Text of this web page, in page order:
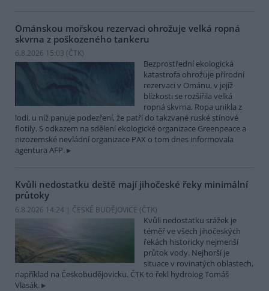
Ománskou mořskou rezervaci ohrožuje velká ropná
skvrna z poškozeného tankeru
6.8.2026 15:03 (ČTK)
Bezprostřední ekologická
katastrofa ohrožuje přírodní
rezervaci v Ománu, v jejíž
blízkosti se rozšířila velká
ropná skvrna. Ropa unikla z
lodi, u níž panuje podezření, že patří do takzvané ruské stínové
flotily. S odkazem na sdělení ekologické organizace Greenpeace a
nizozemské nevládní organizace PAX o tom dnes informovala
agentura AFP.
Kvůli nedostatku deště mají jihočeské řeky minimální
průtoky
6.8.2026 14:24 | ČESKÉ BUDĚJOVICE (ČTK)
Kvůli nedostatku srážek je
téměř ve všech jihočeských
řekách historicky nejmenší
průtok vody. Nejhorší je
situace v rovinatých oblastech,
například na Českobudějovicku. ČTK to řekl hydrolog Tomáš
Vlasák.